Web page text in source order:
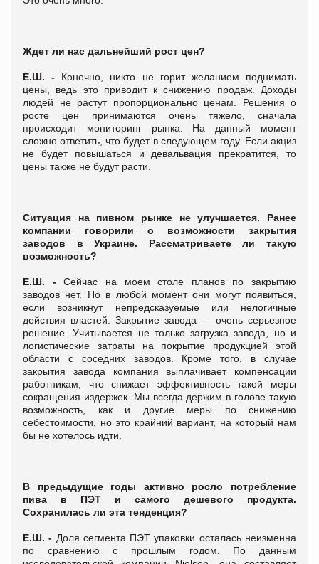
Ждет ли нас дальнейший рост цен?
Е.Ш. - Конечно, никто не горит желанием поднимать
цены, ведь это приводит к снижению продаж. Доходы
людей не растут пропорционально ценам. Решения о
росте цен принимаются очень тяжело, сначала
происходит мониторинг рынка. На данный момент
сложно ответить, что будет в следующем году. Если акциз
не будет повышаться и девальвация прекратится, то
цены также не будут расти.
Ситуация на пивном рынке не улучшается. Ранее
компании говорили о возможности закрытия
заводов в Украине. Рассматриваете ли такую
возможность?
Е.Ш. -Сейчас на моем столе планов по закрытию
заводов нет. Но в любой момент они могут появиться,
если возникнут непредсказуемые или нелогичные
действия властей. Закрытие завода — очень серьезное
решение. Учитывается не только загрузка завода, но и
логистические затраты на покрытие продукцией этой
области с соседних заводов. Кроме того, в случае
закрытия завода компания выплачивает компенсации
работникам, что снижает эффективность такой меры
сокращения издержек. Мы всегда держим в голове такую
возможность, как и другие меры по снижению
себестоимости, но это крайний вариант, на который нам
бы не хотелось идти.
В предыдущие годы активно росло потребление
пива в ПЭТ и самого дешевого продукта.
Сохранилась ли эта тенденция?
Е.Ш. - Доля сегмента ПЭТ упаковки осталась неизменна
по сравнению с прошлым годом. По данным